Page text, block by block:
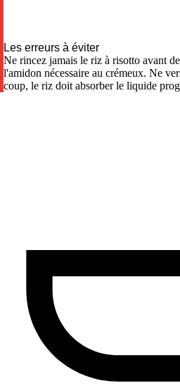
Les erreurs à éviter
Ne rincez jamais le riz à risotto avant
l'amidon nécessaire au crémeux. Ne
coup, le riz doit absorber le liquide